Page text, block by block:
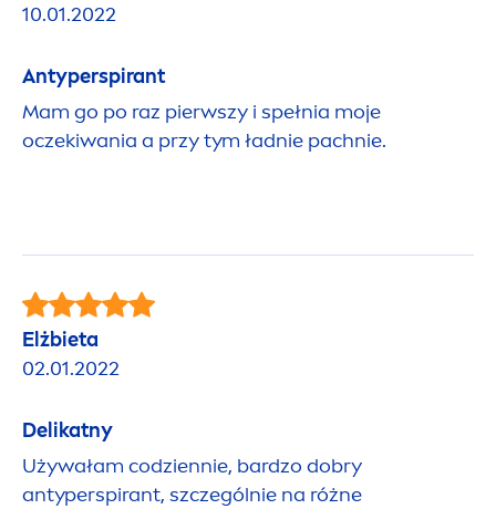
10.01.2022
Antyperspirant
Mam go po raz pierwszy i spełnia moje
oczekiwania a przy tym ładnie pachnie.
Elżbieta
02.01.2022
Delikatny
Używałam codziennie, bardzo dobry
antyperspirant, szczególnie na różne